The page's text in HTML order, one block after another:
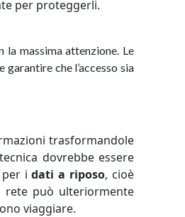
per proteggerli.
massima attenzione. Le
che l’accesso sia
trasformandole
dovrebbe essere
per idati a riposo, cioè
rete può ulteriormente
viaggiare.